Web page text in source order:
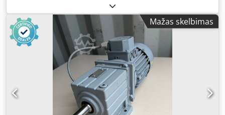
0,37 kW galios varikliu. Įrenginys yra visiškai veikmingas,
išbandytas ir paruoštas naudoti. Techninė būklė labai
gera, vizualiai matomi normalūs naudojimo ženklai ir
vietiniai lako įbrėžimai ant ventiliatoriaus gaubto. Patvari
sraigtinė pavara užtikrina tylų veikimą ir patikimumą, todėl
motorinis reduktorius puikiai tinka konvejerių, padavimo
įrenginių, gamybos, pakavimo ir kitų pramoninių įrenginių
pavaroms. Techniniai duomenys: Gamintojas: SEW-
EURODRIVE Tipas: SF31DT71D-4 Galia: 0,37 kW Maitinimas:
3×220/380 V, 50 Hz Variklio sukimosi greitis: 1380 aps./min.
Išėjimo greitis: 67 aps./min. Dcsdpfsznv Dlsx Ag Ssk Išėjimo
Mažas skelbimas